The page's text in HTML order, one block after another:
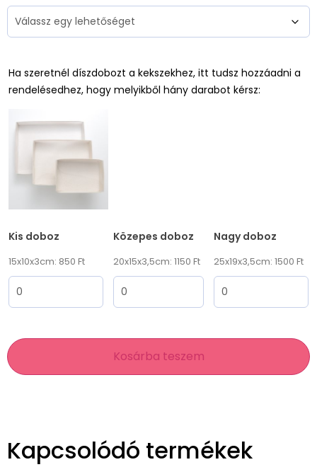
Ha szeretnél díszdobozt a kekszekhez, itt tudsz hozzáadni a
rendelésedhez, hogy melyikből hány darabot kérsz:
Kis doboz
15x10x3cm: 850 Ft
Közepes doboz
20x15x3,5cm: 1150 Ft
Nagy doboz
25x19x3,5cm: 1500 Ft
Kosárba teszem
Kapcsolódó termékek